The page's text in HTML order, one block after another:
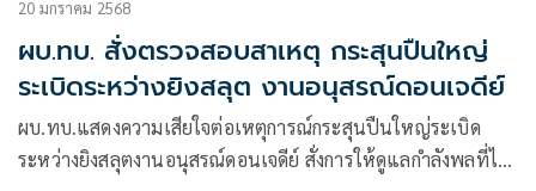
20 มกราคม 2568
ผบ.ทบ. สั่งตรวจสอบสาเหตุ กระสุนปืนใหญ่
ระเบิดระหว่างยิงสลุต งานอนุสรณ์ดอนเจดีย์
ผบ.ทบ.แสดงความเสียใจต่อเหตุการณ์กระสุนปืนใหญ่ระเบิด
ระหว่างยิงสลุตงานอนุสรณ์ดอนเจดีย์ สั่งการให้ดูแลกำลังพลที่ได้